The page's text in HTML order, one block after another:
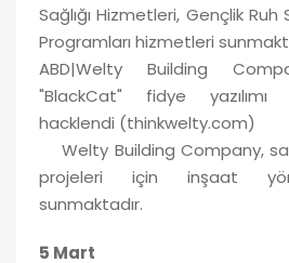
Sağlığı Hizmetleri, Gençlik Ruh
Programları hizmetleri
ABD|Welty Building
"BlackCat" fidye yazılımı
hacklendi (thinkwelty.com)
Welty Building Company,
projeleri için inşaat
sunmaktadır.
5 Mart